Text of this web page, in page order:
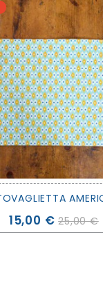
Prezzo
15,00 € 25,00 €